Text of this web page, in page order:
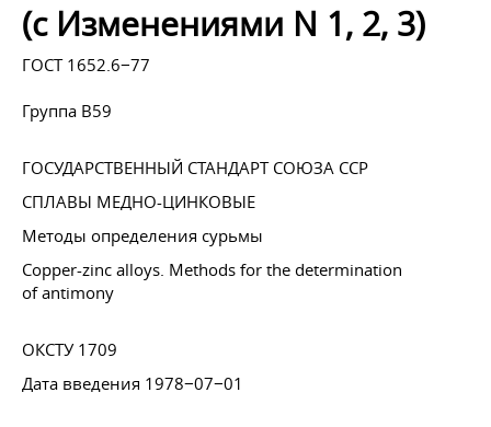
(с Изменениями N 1, 2, 3)
ГОСТ 1652.6−77
Группа В59
ГОСУДАРСТВЕННЫЙ СТАНДАРТ СОЮЗА ССР
СПЛАВЫ МЕДНО-ЦИНКОВЫЕ
Методы определения сурьмы
Copper-zinc alloys. Methods for the determination
of antimony
ОКСТУ 1709
Дата введения 1978−07−01